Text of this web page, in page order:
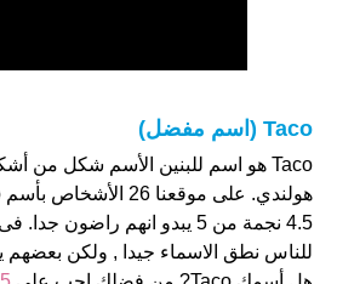
Taco (اسم مفضل)
4.5 نجمة من 5 يبدو انهم
للناس نطق الاسماء جيدا , ولكن